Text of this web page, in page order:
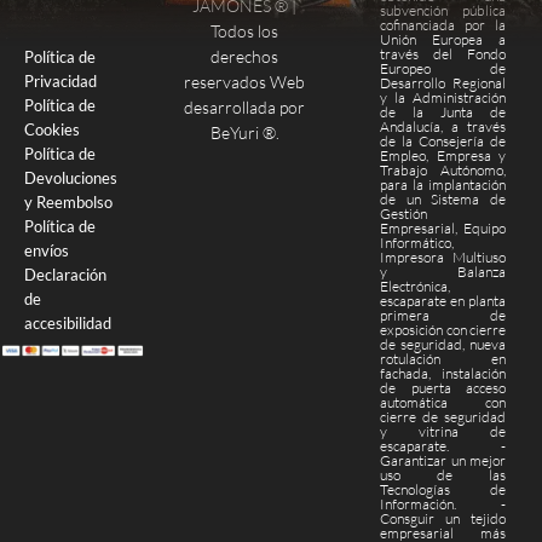
Política de
Privacidad
Política de
Cookies
Política de
Devoluciones
y Reembolso
Política de
envíos
Declaración
de
accesibilidad
JAMONES ® |
Todos los
derechos
reservados Web
desarrollada por
BeYuri ®.
subvención pública
cofinanciada por la
Unión Europea a
través del Fondo
Europeo de
Desarrollo Regional
y la Administración
de la Junta de
Andalucía, a través
de la Consejería de
Empleo, Empresa y
Trabajo Autónomo,
para la implantación
de un Sistema de
Gestión
Empresarial, Equipo
Informático,
Impresora Multiuso
y Balanza
Electrónica,
escaparate en planta
primera de
exposición con cierre
de seguridad, nueva
rotulación en
fachada, instalación
de puerta acceso
automática con
cierre de seguridad
y vitrina de
escaparate. -
Garantizar un mejor
uso de las
Tecnologías de
Información. -
Consguir un tejido
empresarial más